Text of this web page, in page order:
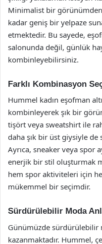
Minimalist bir
kadar geniş bir yelpaze
etmektedir. Bu sayede,
salonunda değil, günlük
kombinleyebilirsiniz.
Farklı Kombinasyon
Hummel kadın eşofman
kombinleyerek şık bir
tişört veya sweatshirt ile
daha şık bir üst giysiyle de
Ayrıca, sneaker veya spor
enerjik bir stil oluşturmak
hem spor aktiviteleri için
mükemmel bir seçimdir.
Sürdürülebilir Moda
Günümüzde sürdürülebilir
kazanmaktadır. Hummel,